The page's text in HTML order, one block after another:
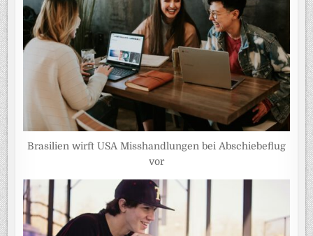
Brasilien wirft USA Misshandlungen bei Abschiebeflug
vor